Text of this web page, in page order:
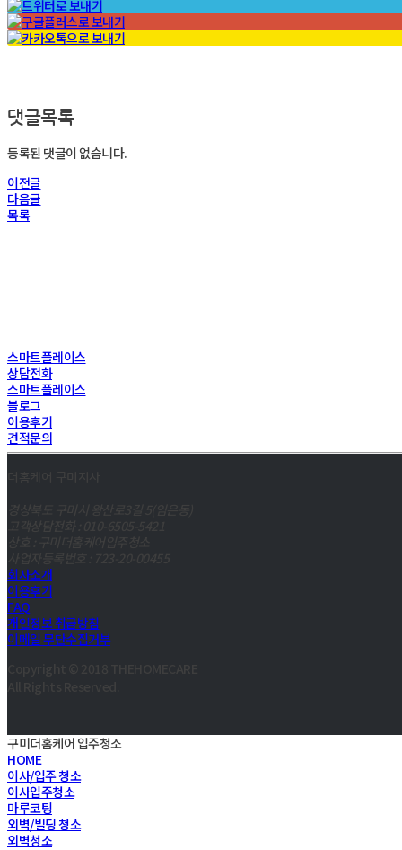
댓글목록
등록된 댓글이 없습니다.
이전글
다음글
목록
스마트플레이스
상담전화
스마트플레이스
블로그
이용후기
견적문의
회사소개
이용후기
FAQ
개인정보 취급방침
이메일 무단수집거부
구미더홈케어 입주청소
HOME
이사/입주 청소
이사입주청소
마루코팅
외벽/빌딩 청소
외벽청소